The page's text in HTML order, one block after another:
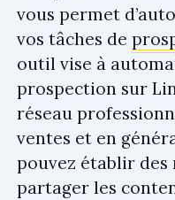
vous permet
vos tâches de
outil vise à
prospection sur
réseau
ventes et en
pouvez établir des
partager les